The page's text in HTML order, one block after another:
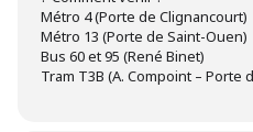
Métro 4 (Porte de Clignancourt)
Métro 13 (Porte de Saint-Ouen)
Bus 60 et 95 (René Binet)
Tram T3B (A. Compoint – Porte